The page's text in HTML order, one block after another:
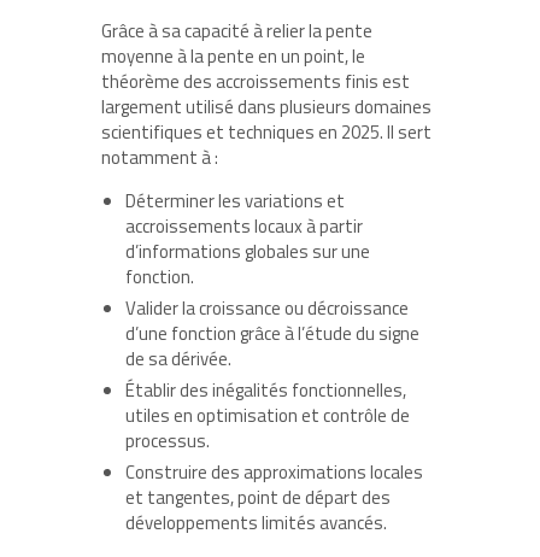
Grâce à sa capacité à relier la pente
moyenne à la pente en un point, le
théorème des accroissements finis est
largement utilisé dans plusieurs domaines
scientifiques et techniques en 2025. Il sert
notamment à :
Déterminer les variations et
accroissements locaux à partir
d’informations globales sur une
fonction.
Valider la croissance ou décroissance
d’une fonction grâce à l’étude du signe
de sa dérivée.
Établir des inégalités fonctionnelles,
utiles en optimisation et contrôle de
processus.
Construire des approximations locales
et tangentes, point de départ des
développements limités avancés.